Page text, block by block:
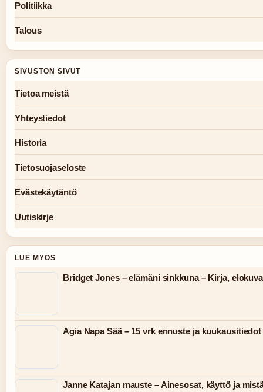
Politiikka
Talous
SIVUSTON SIVUT
Tietoa meistä
Yhteystiedot
Historia
Tietosuojaseloste
Evästekäytäntö
Uutiskirje
LUE MYOS
Bridget Jones – elämäni sinkkuna – Kirja,
Agia Napa Sää – 15 vrk ennuste ja kuukausitiedot
Janne Katajan mauste – Ainesosat, käyttö ja